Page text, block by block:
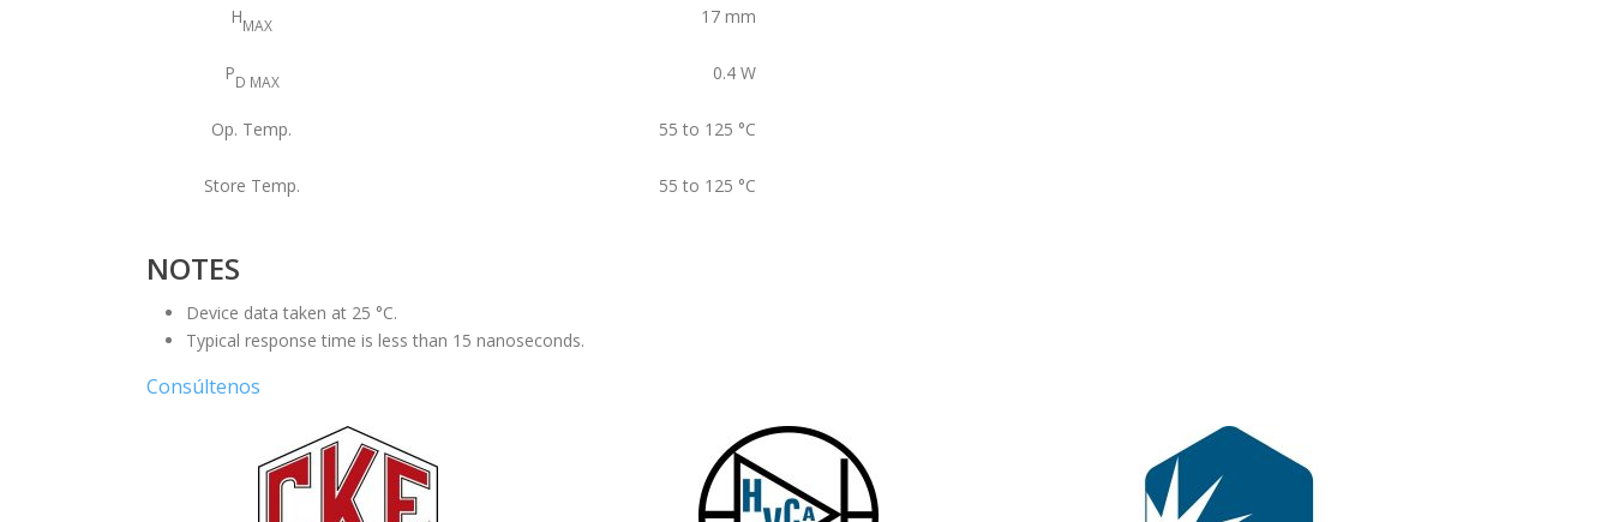
HMAX 17 mm
PD MAX 0.4 W
Op. Temp. 55 to 125 °C
Store Temp. 55 to 125 °C
NOTES
Device data taken at 25 °C.
Typical response time is less than 15 nanoseconds.
Consúltenos